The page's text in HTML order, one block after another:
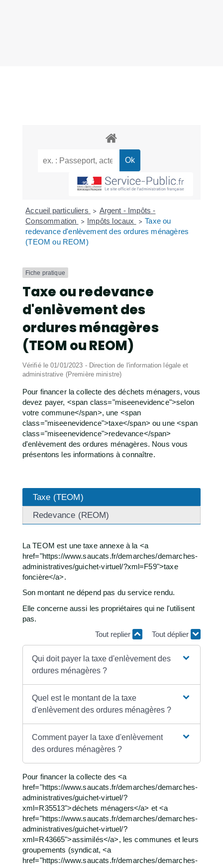
Accueil particuliers > Argent - Impôts -
Consommation
> Impôts locaux > Taxe ou
redevance d'enlèvement des ordures ménagères
(TEOM ou REOM)
Fiche pratique
Taxe ou redevance
d'enlèvement des
ordures ménagères
(TEOM ou REOM)
Vérifié le 01/01/2023 - Direction de l'information légale et
administrative (Première ministre)
Pour financer la collecte des déchets ménagers, vous
devez payer, <span class="miseenevidence">selon
votre commune</span>, une <span
class="miseenevidence">taxe</span> ou une <span
class="miseenevidence">redevance</span>
d'enlèvement des ordures ménagères. Nous vous
présentons les informations à connaître.
Taxe (TEOM)
Redevance (REOM)
La TEOM est une taxe annexe à la <a
href="https://www.saucats.fr/demarches/demarches-
administratives/guichet-virtuel/?xml=F59">taxe
foncière</a>.
Son montant ne dépend pas du service rendu.
Elle concerne aussi les propriétaires qui ne l'utilisent
pas.
Tout replier
Tout déplier
Qui doit payer la taxe d'enlèvement des
ordures ménagères ?
Quel est le montant de la taxe
d'enlèvement des ordures ménagères ?
Comment payer la taxe d'enlèvement
des ordures ménagères ?
Pour financer la collecte des <a
href="https://www.saucats.fr/demarches/demarches-
administratives/guichet-virtuel/?
xml=R35513">déchets ménagers</a> et <a
href="https://www.saucats.fr/demarches/demarches-
administratives/guichet-virtuel/?
xml=R43665">assimilés</a>, les communes et leurs
groupements (syndicat, <a
href="https://www.saucats.fr/demarches/demarches-